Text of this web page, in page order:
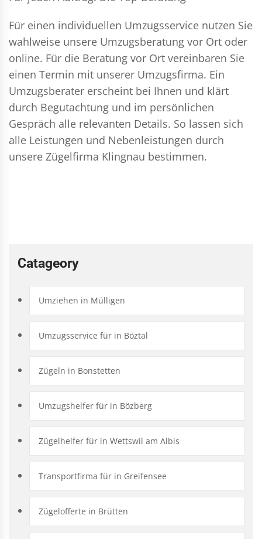
Für einen individuellen Umzugsservice nutzen Sie
wahlweise unsere Umzugsberatung vor Ort oder
online. Für die Beratung vor Ort vereinbaren Sie
einen Termin mit unserer Umzugsfirma. Ein
Umzugsberater erscheint bei Ihnen und klärt
durch Begutachtung und im persönlichen
Gespräch alle relevanten Details. So lassen sich
alle Leistungen und Nebenleistungen durch
unsere Zügelfirma Klingnau bestimmen.
Catageory
Umziehen in Mülligen
Umzugsservice für in Böztal
Zügeln in Bonstetten
Umzugshelfer für in Bözberg
Zügelhelfer für in Wettswil am Albis
Transportfirma für in Greifensee
Zügelofferte in Brütten